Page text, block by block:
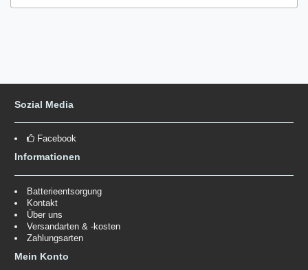
Sozial Media
Facebook
Informationen
Batterieentsorgung
Kontakt
Über uns
Versandarten & -kosten
Zahlungsarten
Mein Konto